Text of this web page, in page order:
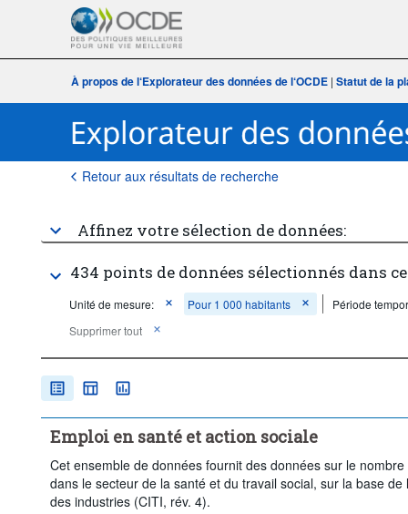
À propos de l‘Explorateur des données de l‘OCDE | Statut de la
Retour aux résultats de recherche
Affinez votre sélection de données:
434 points de données sélectionnés dans
Unité de mesure: Pour 1 000 habitants
Période
Supprimer tout
Emploi en santé et action sociale
Cet ensemble de données fournit des données sur le
dans le secteur de la santé et du travail social, sur la base
des industries (CITI, rév. 4).